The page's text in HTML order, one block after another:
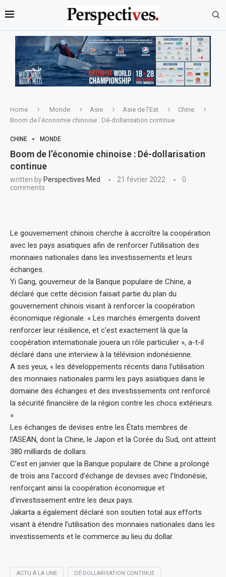
Home Monde Asie Asie de l'Est
Chine
Boom de l’économie chinoise : Dé-dollarisation continue
CHINE MONDE
Boom de l’économie chinoise : Dé-dollarisation
continue
written by Perspectives Med 21 février 2022
0
comments
Le gouvernement chinois cherche à accroître la coopération
avec les pays asiatiques afin de renforcer l’utilisation des
monnaies nationales dans les investissements et leurs
échanges.
Yi Gang, gouverneur de la Banque populaire de Chine, a
déclaré que cette décision faisait partie du plan du
gouvernement chinois visant à renforcer la coopération
économique régionale. « Les marchés émergents doivent
renforcer leur résilience, et c’est exactement là que la
coopération internationale jouera un rôle particulier », a-t-il
déclaré dans une interview à la télévision indonésienne.
A ses yeux, « les développements récents dans l’utilisation
des monnaies nationales parmi les pays asiatiques dans le
domaine des échanges et des investissements ont renforcé
la sécurité financière de la région contre les chocs extérieurs.
»
Les échanges de devises entre les États membres de
l’ASEAN, dont la Chine, le Japon et la Corée du Sud, ont atteint
380 milliards de dollars.
C’est en janvier que la Banque populaire de Chine a prolongé
de trois ans l’accord d’échange de devises avec l’Indonésie,
renforçant ainsi la coopération économique et
d’investissement entre les deux pays.
Jakarta a également déclaré son soutien total aux efforts
visant à étendre l’utilisation des monnaies nationales dans les
investissements et le commerce au lieu du dollar.
ACTU À LA UNE DÉ-DOLLARISATION CONTINUE